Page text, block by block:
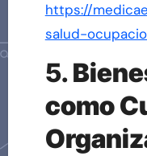
https://
salud-
5.
como